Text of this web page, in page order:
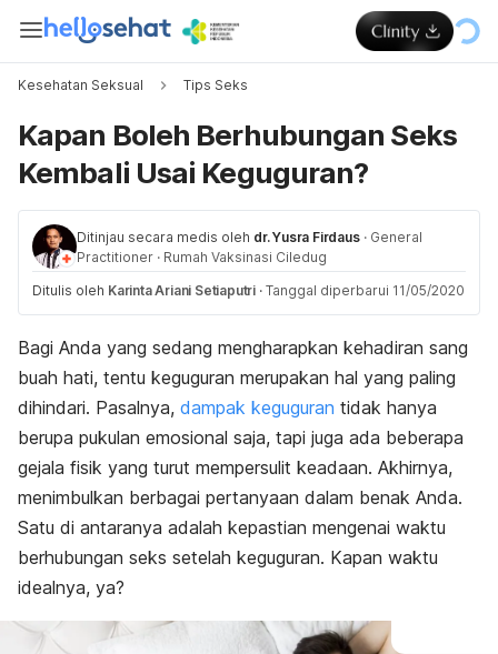
Kesehatan Seksual Tips Seks
Kapan Boleh Berhubungan Seks
Kembali Usai Keguguran?
Ditinjau secara medis oleh dr. Yusra Firdaus · General
Practitioner · Rumah Vaksinasi Ciledug
Ditulis oleh Karinta Ariani Setiaputri · Tanggal diperbarui 11/05/2020
Bagi Anda yang sedang mengharapkan kehadiran sang
buah hati, tentu keguguran merupakan hal yang paling
dihindari. Pasalnya, dampak keguguran tidak hanya
berupa pukulan emosional saja, tapi juga ada beberapa
gejala fisik yang turut mempersulit keadaan. Akhirnya,
menimbulkan berbagai pertanyaan dalam benak Anda.
Satu di antaranya adalah kepastian mengenai waktu
berhubungan seks setelah keguguran. Kapan waktu
idealnya, ya?